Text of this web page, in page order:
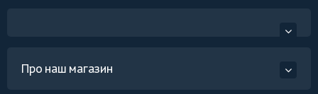
Про наш магазин